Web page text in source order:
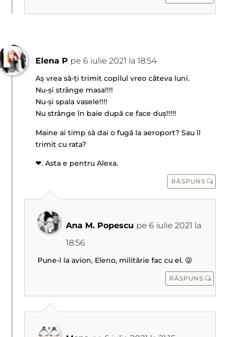
Elena P pe 6 iulie 2021 la 18:54
Aș vrea să-ți trimit copilul vreo câteva luni.
Nu-și strânge masa!!!!
Nu-și spala vasele!!!!
Nu strânge în baie după ce face duș!!!!!
Maine ai timp să dai o fugă la aeroport? Sau îl
trimit cu rata?
❤. Asta e pentru Alexa.
RĂSPUNS
Ana M. Popescu pe 6 iulie 2021 la
18:56
Pune-l la avion, Eleno, militărie fac cu el. 😜
RĂSPUNS